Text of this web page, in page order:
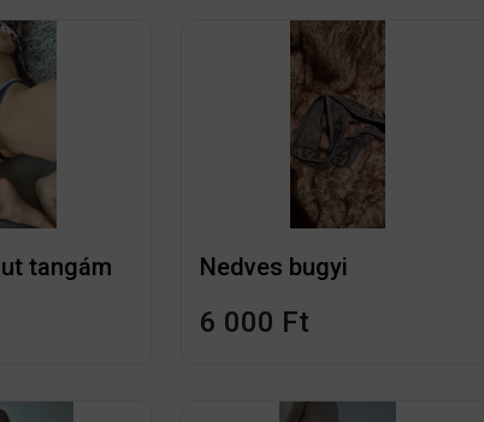
tangám Nedves bugyi
6 000 Ft